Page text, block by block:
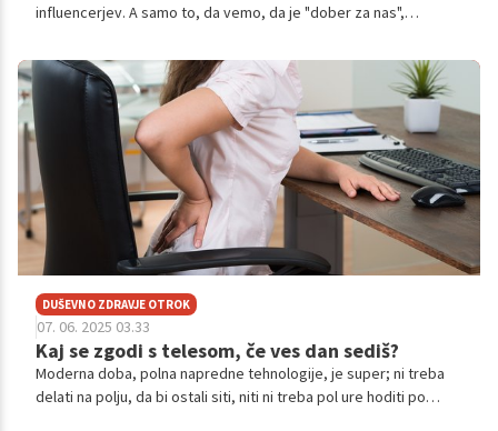
influencerjev. A samo to, da vemo, da je "dober za nas",
DUŠEVNO ZDRAVJE OTROK
07. 06. 2025 03.33
Kaj se zgodi s telesom, če ves dan sediš?
Moderna doba, polna napredne tehnologije, je super; ni treba
delati na polju, da bi ostali siti, niti ni treba pol ure hoditi po